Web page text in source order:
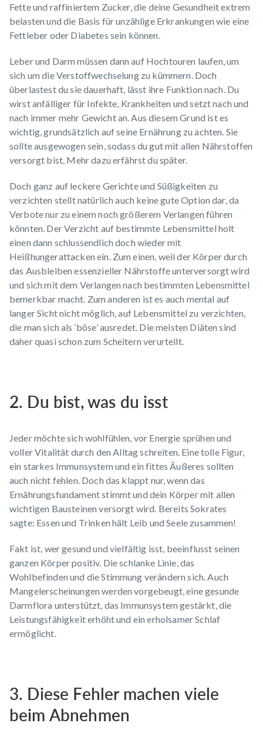
Fette und raffiniertem Zucker, die deine Gesundheit extrem
belasten und die Basis für unzählige Erkrankungen wie eine
Fettleber oder Diabetes sein können.
Leber und Darm müssen dann auf Hochtouren laufen, um
sich um die Verstoffwechselung zu kümmern. Doch
überlastest du sie dauerhaft, lässt ihre Funktion nach. Du
wirst anfälliger für Infekte, Krankheiten und setzt nach und
nach immer mehr Gewicht an. Aus diesem Grund ist es
wichtig, grundsätzlich auf seine Ernährung zu achten. Sie
sollte ausgewogen sein, sodass du gut mit allen Nährstoffen
versorgt bist. Mehr dazu erfährst du später.
Doch ganz auf leckere Gerichte und Süßigkeiten zu
verzichten stellt natürlich auch keine gute Option dar, da
Verbote nur zu einem noch größerem Verlangen führen
könnten. Der Verzicht auf bestimmte Lebensmittel holt
einen dann schlussendlich doch wieder mit
Heißhungerattacken ein. Zum einen, weil der Körper durch
das Ausbleiben essenzieller Nährstoffe unterversorgt wird
und sich mit dem Verlangen nach bestimmten Lebensmittel
bemerkbar macht. Zum anderen ist es auch mental auf
langer Sicht nicht möglich, auf Lebensmittel zu verzichten,
die man sich als ‘böse’ ausredet. Die meisten Diäten sind
daher quasi schon zum Scheitern verurteilt.
2. Du bist, was du isst
Jeder möchte sich wohlfühlen, vor Energie sprühen und
voller Vitalität durch den Alltag schreiten. Eine tolle Figur,
ein starkes Immunsystem und ein fittes Äußeres sollten
auch nicht fehlen. Doch das klappt nur, wenn das
Ernährungsfundament stimmt und dein Körper mit allen
wichtigen Bausteinen versorgt wird. Bereits Sokrates
sagte: Essen und Trinken hält Leib und Seele zusammen!
Fakt ist, wer gesund und vielfältig isst, beeinflusst seinen
ganzen Körper positiv. Die schlanke Linie, das
Wohlbefinden und die Stimmung verändern sich. Auch
Mangelerscheinungen werden vorgebeugt, eine gesunde
Darmflora unterstützt, das Immunsystem gestärkt, die
Leistungsfähigkeit erhöht und ein erholsamer Schlaf
ermöglicht.
3. Diese Fehler machen viele
beim Abnehmen